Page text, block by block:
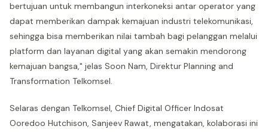
bertujuan untuk membangun interkoneksi antar operator yang
dapat memberikan dampak kemajuan industri telekomunikasi,
sehingga bisa memberikan nilai tambah bagi pelanggan melalui
platform dan layanan digital yang akan semakin mendorong
kemajuan bangsa," jelas Soon Nam, Direktur Planning and
Transformation Telkomsel.
Selaras dengan Telkomsel, Chief Digital Officer Indosat
Ooredoo Hutchison, Sanjeev Rawat, mengatakan, kolaborasi ini